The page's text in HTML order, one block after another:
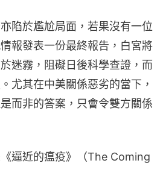
陷於尷尬局面，若果沒有一位
報發表一份最終報告，白宮將
迷霧，阻礙日後科學查證，而
尤其在中美關係惡劣的當下，
而非的答案，只會令雙方關係
逼近的瘟疫》（The Coming